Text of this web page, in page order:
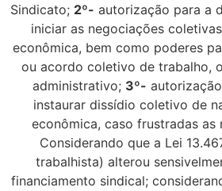
Sindicato; 2º- autorização para a
iniciar as negociações
econômica, bem como poderes
ou acordo coletivo de trabalho,
administrativo; 3º-
instaurar dissídio coletivo de
econômica, caso frustradas as
Considerando que a Lei
trabalhista) alterou
financiamento sindical;